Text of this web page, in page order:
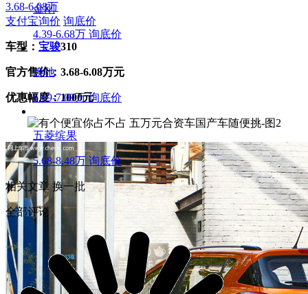
3.68-6.08万
支付宝询价 询底价
车型： 宝骏310
官方售价：3.68-6.08万元
优惠幅度：1000元
金刚
4.39-6.68万 询底价
焕驰
6.69-7.09万 询底价
五菱缤果
5.68-8.48万 询底价
相关文章换一批
全部评论